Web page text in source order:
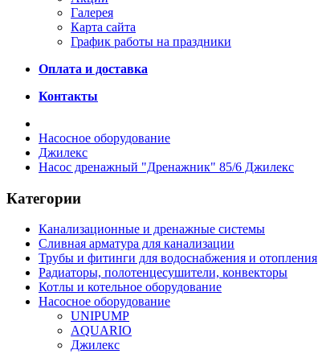
Галерея
Карта сайта
График работы на праздники
Оплата и доставка
Контакты
Насосное оборудование
Джилекс
Насос дренажный "Дренажник" 85/6 Джилекс
Категории
Канализационные и дренажные системы
Сливная арматура для канализации
Трубы и фитинги для водоснабжения и отопления
Радиаторы, полотенцесушители, конвекторы
Котлы и котельное оборудование
Насосное оборудование
UNIPUMP
AQUARIO
Джилекс